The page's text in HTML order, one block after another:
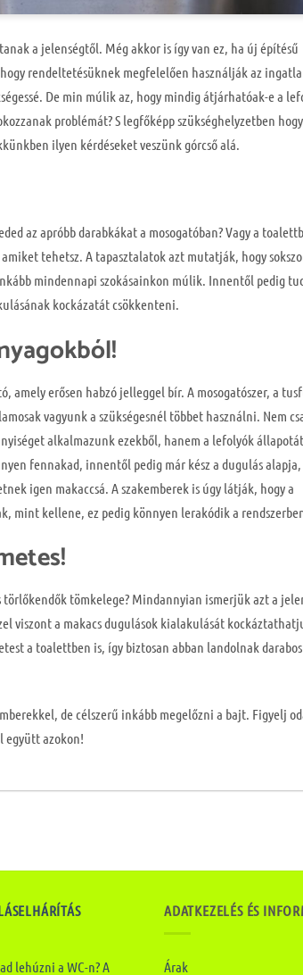
a jelenségtől. Még akkor is így van ez, ha új építésű
rendeltetésüknek megfelelően használják az
De min múlik az, hogy mindig átjárhatóak-e a
problémát? S legfőképp szükséghelyzetben
ilyen kérdéseket veszünk górcső alá.
az apróbb darabkákat a mosogatóban? Vagy a
tehetsz. A tapasztalatok azt mutatják, hogy
mindennapi szokásainkon múlik. Innentől pedig
kockázatát csökkenteni.
amely erősen habzó jelleggel bír. A mosogatószer, a
vagyunk a szükségesnél többet használni. Nem
alkalmazunk ezekből, hanem a lefolyók állapotát
fennakad, innentől pedig már kész a dugulás
igen makaccsá. A szakemberek is úgy látják, hogy a
mint kellene, ez pedig könnyen lerakódik a
tömkelege? Mindannyian ismerjük azt a
viszont a makacs dugulások kialakulását
a toalettben is, így biztosan abban landolnak darabos
de célszerű inkább megelőzni a bajt. Figyelj
együtt azokon!
lehúzni a WC-n? A
ADATKEZELÉS ÉS
Árak